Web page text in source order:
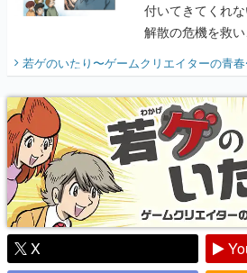
付いてきてくれ
解散の危機を救
開く。業界の快
『少年ジャンプ
り】
若ゲのいたり〜ゲームクリエイターの青
X